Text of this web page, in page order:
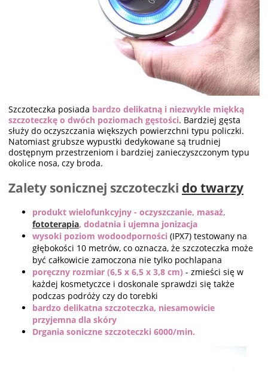
Szczoteczka posiada bardzo delikatną i niezwykle miękką
szczoteczkę o dwóch poziomach gęstości. Bardziej gęsta
służy do oczyszczania większych powierzchni typu policzki.
Natomiast grubsze wypustki dedykowane są trudniej
dostępnym przestrzeniom i bardziej zanieczyszczonym typu
okolice nosa, czy broda.
Zalety sonicznej szczoteczki do twarzy
produkt wielofunkcyjny - oczyszczanie, masaż,
fototerapia, dodatnia i ujemna jonizacja
wysoki poziom wodoodporności (IPX7) testowany na
głębokości 10 metrów, co oznacza, że szczoteczka może
być całkowicie zamoczona nie tylko pochlapana
poręczny rozmiar (6,5 x 6,5 x 3,8 cm) - zmieści się w
każdej kosmetyczce i doskonale sprawdzi się także
podczas podróży czy do torebki
bardzo delikatna szczoteczka, niesamowicie
przyjemna dla skóry
Drgania soniczne szczoteczki 6000/min.